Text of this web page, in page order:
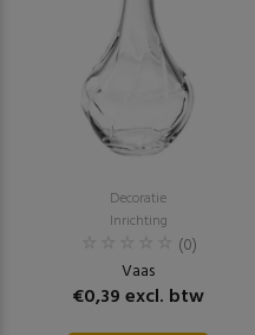
Decoratie
Inrichting
(0)
Vaas
€0,39 excl. btw